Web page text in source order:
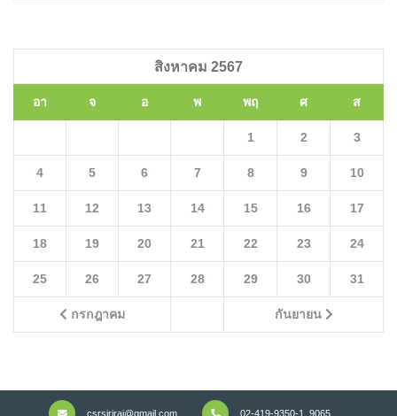
สิงหาคม 2567
อา จ อ พ พฤ ศ ส
กรกฎาคม กันยายน
1 2 3
4 5 6 7 8 9 10
11 12 13 14 15 16 17
18 19 20 21 22 23 24
25 26 27 28 29 30 31
csrsiriraj@gmail.com 02-419-9350-1, 9065